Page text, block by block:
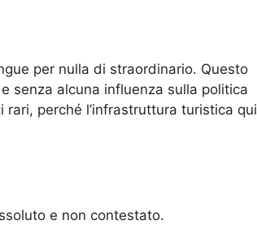
per nulla di straordinario. Questo
senza alcuna influenza sulla politica
rari, perché l’infrastruttura turistica qui
e non contestato.